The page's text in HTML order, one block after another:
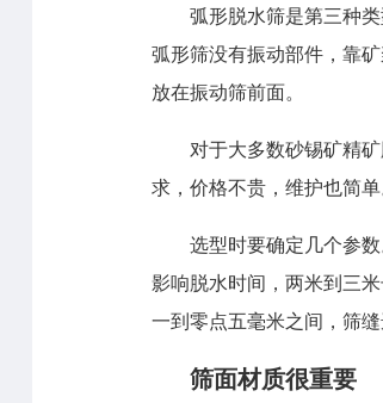
弧形脱水筛是第三种
弧形筛没有振动部件，靠
放在振动筛前面。
对于大多数砂锡矿精
求，价格不贵，维护也简单
选型时要确定几个参
影响脱水时间，两米到三
一到零点五毫米之间，筛
筛面材质很重要